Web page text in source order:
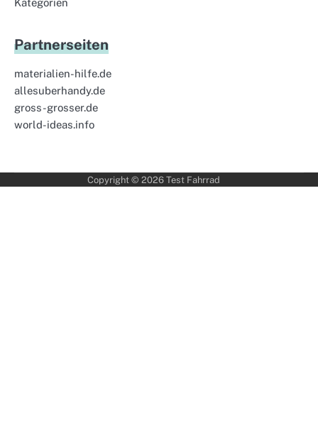
Kategorien
Partnerseiten
materialien-hilfe.de
allesuberhandy.de
gross-grosser.de
world-ideas.info
Copyright © 2026 Test Fahrrad